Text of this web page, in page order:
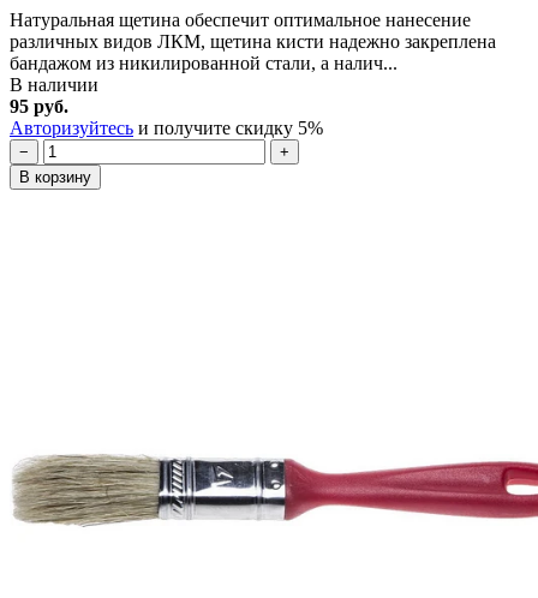
Натуральная щетина обеспечит оптимальное нанесение
различных видов ЛКМ, щетина кисти надежно закреплена
бандажом из никилированной стали, а налич...
В наличии
95 руб.
Авторизуйтесь и получите скидку 5%
−
+
В корзину